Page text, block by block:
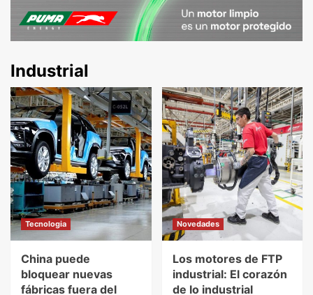
Industrial
Tecnologia
China puede
bloquear nuevas
fábricas fuera del
Novedades
Los motores de FTP
industrial: El corazón
de lo industrial